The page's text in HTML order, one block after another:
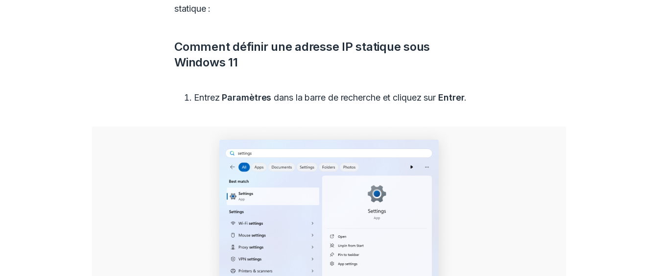
statique :
Comment définir une adresse IP statique sous
Windows 11
Entrez Paramètres dans la barre de recherche et cliquez sur Entrer.